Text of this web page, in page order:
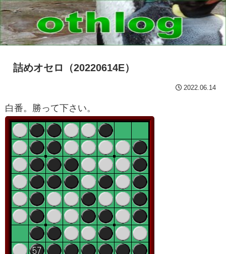
詰めオセロ（20220614E）
2022.06.14
白番。勝って下さい。